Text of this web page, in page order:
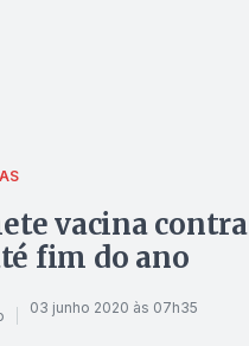
vacina contra
fim do ano
03 junho 2020 às 07h35